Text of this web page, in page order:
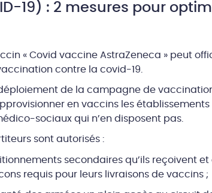
19) : 2 mesures pour
« Covid vaccine AstraZeneca » peut
contre la covid-19.
de la campagne de
en vaccins les
sociaux qui n’en disposent pas.
sont autorisés :
secondaires qu’ils reçoivent
requis pour leurs livraisons de vaccins ;